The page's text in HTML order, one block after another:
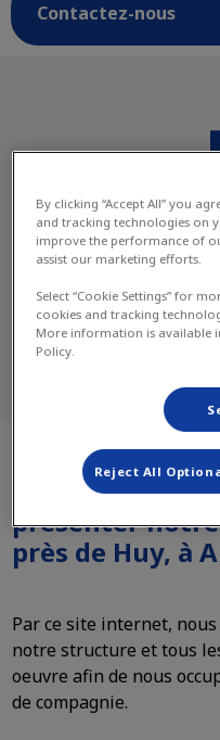
Contactez-nous
Nous avons le
présenter
près de Huy, à
Par ce site internet,
notre structure et tous
oeuvre afin de nous
de compagnie.
By clicking “Accept All” you
and tracking technologies on
improve the performance of
assist our marketing efforts.
Select “Cookie Settings” for
cookies and tracking
More information is available
Policy.
Reject All